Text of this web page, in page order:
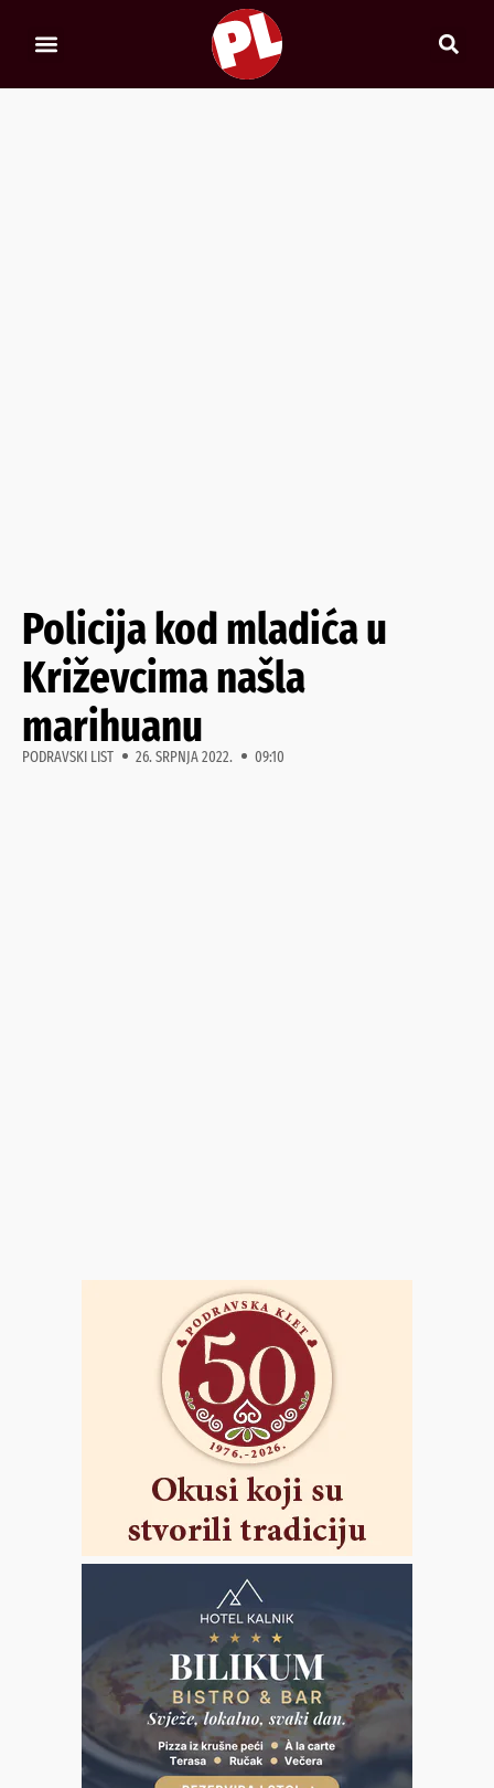
Policija kod mladića u
Križevcima našla
marihuanu
PODRAVSKI LIST 26. SRPNJA 2022. 09:10